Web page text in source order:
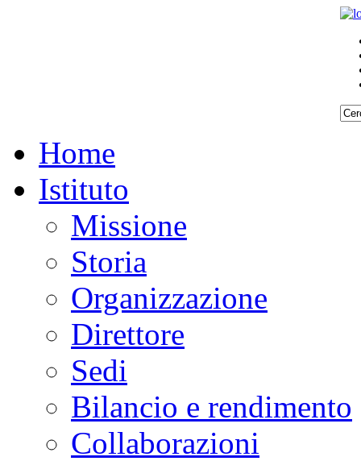
Home
Istituto
Missione
Storia
Organizzazione
Direttore
Sedi
Bilancio e rendimento
Collaborazioni